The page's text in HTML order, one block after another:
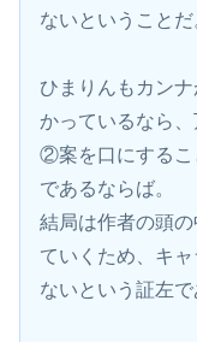
ないということだ
ひまりんもカン
かっているなら
②案を口にするこ
であるならば。
結局は作者の頭
ていくため、キ
ないという証左で